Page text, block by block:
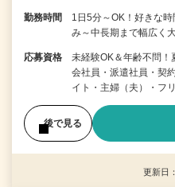
勤務時間
1日5分～OK！好きな
み～中長期まで幅広く
応募資格
未経験OK＆年齢不問
会社員・派遣社員・契
イト・主婦（夫）・フ
後で見る
更新日